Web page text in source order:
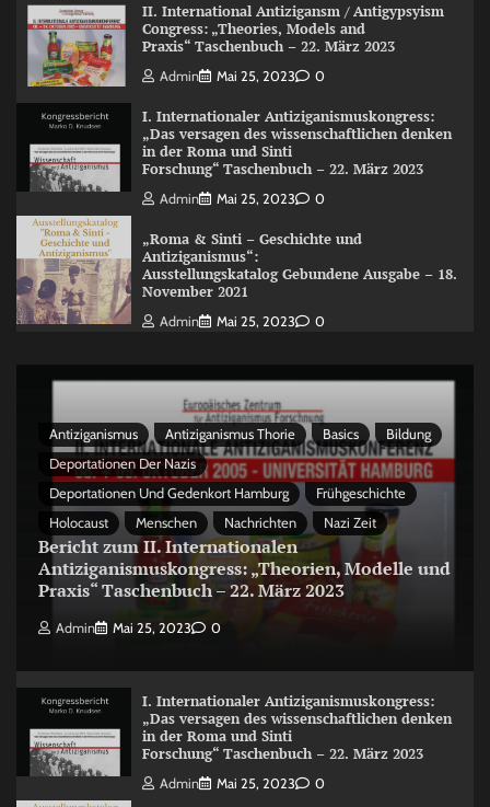
II. International Antizigansm / Antigypsyism
Congress: „Theories, Models and
Praxis“ Taschenbuch – 22. März 2023
Admin Mai 25, 2023 0
I. Internationaler Antiziganismuskongress:
„Das versagen des wissenschaftlichen denken
in der Roma und Sinti
Forschung“ Taschenbuch – 22. März 2023
Admin Mai 25, 2023 0
„Roma & Sinti – Geschichte und
Antiziganismus“:
Ausstellungskatalog Gebundene Ausgabe – 18.
November 2021
Admin Mai 25, 2023 0
Antiziganismus Antiziganismus Thorie Basics
Bildung
Deportationen Der Nazis
Deportationen Und Gedenkort Hamburg
Frühgeschichte
Holocaust
Menschen Nachrichten Nazi Zeit
Bericht zum II. Internationalen
Antiziganismuskongress: „Theorien, Modelle und
Praxis“ Taschenbuch – 22. März 2023
Admin Mai 25, 2023 0
I. Internationaler Antiziganismuskongress:
„Das versagen des wissenschaftlichen denken
in der Roma und Sinti
Forschung“ Taschenbuch – 22. März 2023
Admin Mai 25, 2023 0